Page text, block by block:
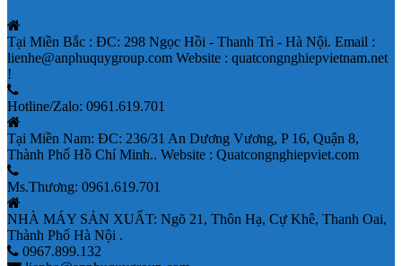
Tại Miền Bắc : ĐC: 298 Ngọc Hồi - Thanh Trì - Hà Nội. Email :
lienhe@anphuquygroup.com Website : quatcongnghiepvietnam.net
!
Hotline/Zalo: 0961.619.701
Tại Miền Nam: ĐC: 236/31 An Dương Vương, P 16, Quận 8,
Thành Phố Hồ Chí Minh.. Website : Quatcongnghiepviet.com
Ms.Thương: 0961.619.701
NHÀ MÁY SẢN XUẤT: Ngõ 21, Thôn Hạ, Cự Khê, Thanh Oai,
Thành Phố Hà Nội .
0967.899.132